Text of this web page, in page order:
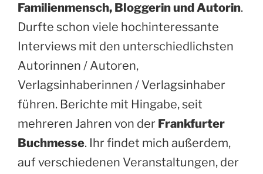
Familienmensch, Bloggerin und Autorin.
Durfte schon viele hochinteressante
Interviews mit den unterschiedlichsten
Autorinnen / Autoren,
Verlagsinhaberinnen / Verlagsinhaber
führen. Berichte mit Hingabe, seit
mehreren Jahren von der Frankfurter
Buchmesse. Ihr findet mich außerdem,
auf verschiedenen Veranstaltungen, der